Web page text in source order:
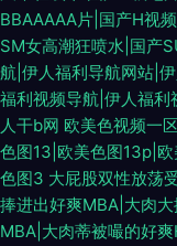
BBAAAAA片|国产H视
SM女高潮狂喷水|国产
航|伊人福利导航网站|
福利视频导航|伊人福
人干b网 欧美色视频一
色图13|欧美色图13p|
色图3 大屁股双性放荡
捧进出好爽MBA|大肉
MBA|大肉蒂被嘬的好